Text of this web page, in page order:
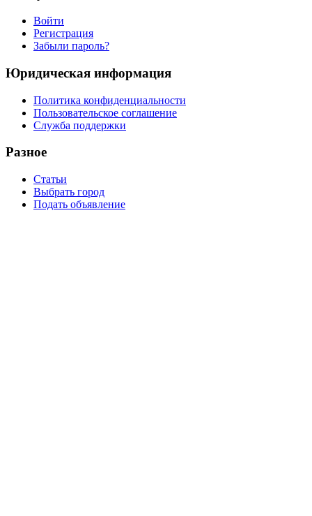
Войти
Регистрация
Забыли пароль?
Юридическая информация
Политика конфиденциальности
Пользовательское соглашение
Служба поддержки
Разное
Статьи
Выбрать город
Подать объявление